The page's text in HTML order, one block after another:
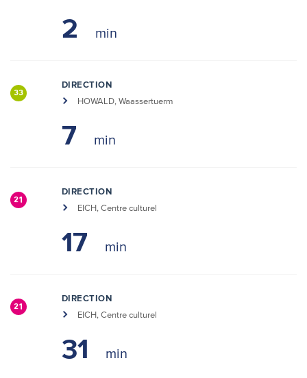
2
33
DIRECTION
HOWALD, Waassertuerm
7
21
DIRECTION
EICH, Centre culturel
17
21
DIRECTION
EICH, Centre culturel
31